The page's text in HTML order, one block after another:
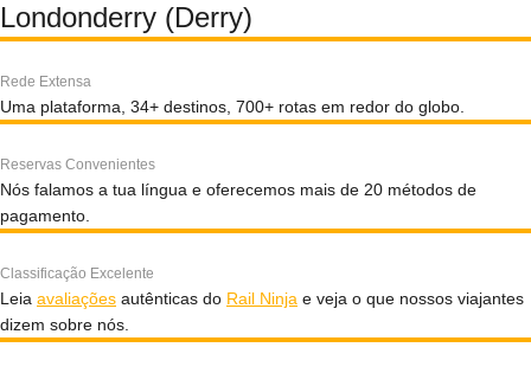
Londonderry (Derry)
Rede Extensa
Uma plataforma, 34+ destinos, 700+ rotas em redor do globo.
Reservas Convenientes
Nós falamos a tua língua e oferecemos mais de 20 métodos de
pagamento.
Classificação Excelente
Leia avaliações autênticas do Rail Ninja e veja o que nossos viajantes
dizem sobre nós.